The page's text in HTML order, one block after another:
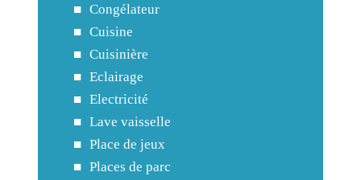
Congélateur
Cuisine
Cuisinière
Eclairage
Electricité
Lave vaisselle
Place de jeux
Places de parc